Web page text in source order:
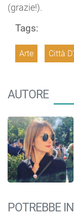
(grazie!).
Tags:
Arte Città
AUTORE
POTREBBE